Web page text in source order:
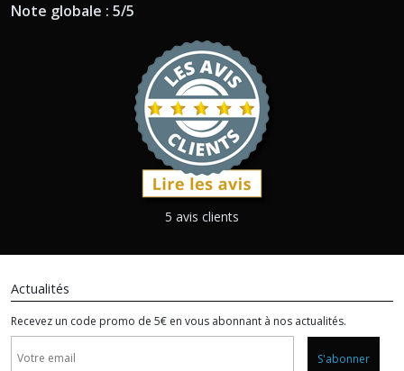
Note globale : 5/5
5 avis clients
Actualités
Recevez un code promo de 5€ en vous abonnant à nos actualités.
S'abonner